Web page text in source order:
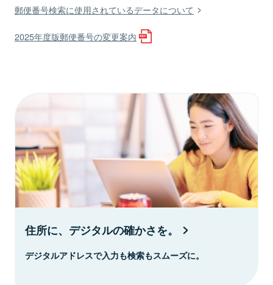
郵便番号検索に使用されているデータについて
2025年度版郵便番号の変更案内
住所に、デジタルの確かさを。
デジタルアドレスで入力も検索もスムーズに。